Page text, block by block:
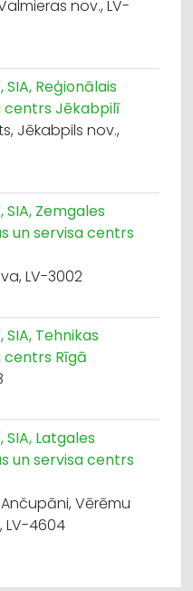
nov., LV-
Reģionālais
centrs Jēkabpilī
Jēkabpils nov.,
Zemgales
un servisa centrs
LV-3002
Tehnikas
centrs Rīgā
Latgales
un servisa centrs
Vērēmu
LV-4604